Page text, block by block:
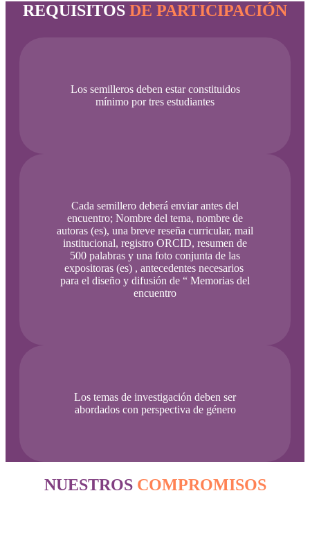
REQUISITOS DE PARTICIPACIÓN
Los semilleros deben estar constituidos
mínimo por tres estudiantes
Cada semillero deberá enviar antes del
encuentro; Nombre del tema, nombre de
autoras (es), una breve reseña curricular, mail
institucional, registro ORCID, resumen de
500 palabras y una foto conjunta de las
expositoras (es) , antecedentes necesarios
para el diseño y difusión de “ Memorias del
encuentro
Los temas de investigación deben ser
abordados con perspectiva de género
NUESTROS COMPROMISOS